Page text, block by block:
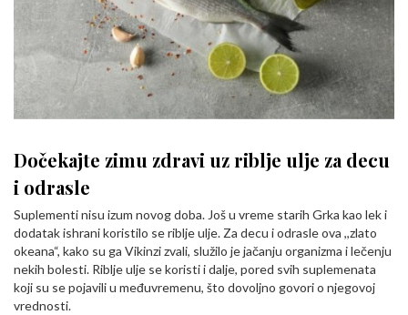
Dočekajte zimu zdravi uz riblje ulje za decu
i odrasle
Suplementi nisu izum novog doba. Još u vreme starih Grka kao lek i
dodatak ishrani koristilo se riblje ulje. Za decu i odrasle ova ,,zlato
okeana“, kako su ga Vikinzi zvali, služilo je jačanju organizma i lečenju
nekih bolesti. Riblje ulje se koristi i dalje, pored svih suplemenata
koji su se pojavili u međuvremenu, što dovoljno govori o njegovoj
vrednosti.